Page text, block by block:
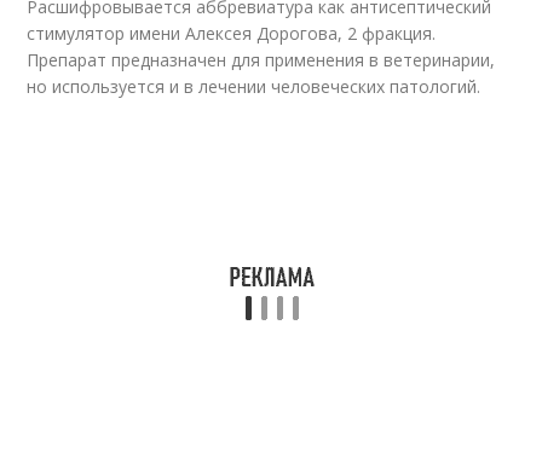
Расшифровывается аббревиатура как антисептический
стимулятор имени Алексея Дорогова, 2 фракция.
Препарат предназначен для применения в ветеринарии,
но используется и в лечении человеческих патологий.